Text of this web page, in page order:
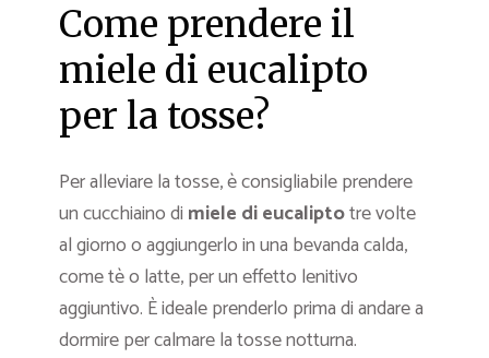
Come prendere il
miele di eucalipto
per la tosse?
Per alleviare la tosse, è consigliabile prendere
un cucchiaino di miele di eucaliptotre volte
al giorno o aggiungerlo in una bevanda calda,
come tè o latte, per un effetto lenitivo
aggiuntivo. È ideale prenderlo prima di andare a
dormire per calmare la tosse notturna.